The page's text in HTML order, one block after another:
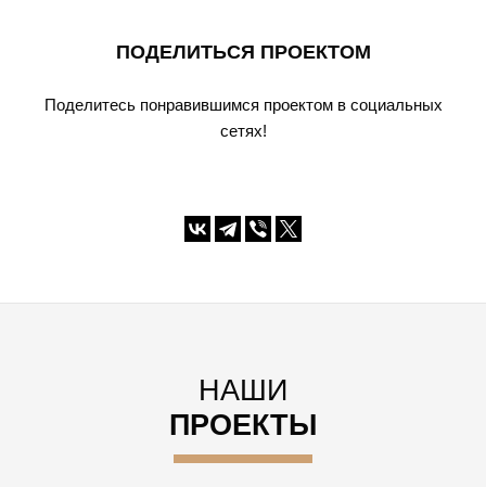
ПОДЕЛИТЬСЯ ПРОЕКТОМ
Поделитесь понравившимся проектом в социальных
сетях!
НАШИ
ПРОЕКТЫ